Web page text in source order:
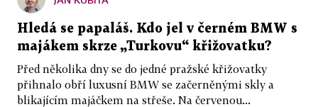
Hledá se papaláš. Kdo jel v černém BMW s
majákem skrze „Turkovu“ křižovatku?
Před několika dny se do jedné pražské křižovatky
přihnalo obří luxusní BMW se začerněnými skly a
blikajícím majáčkem na střeše. Na červenou...